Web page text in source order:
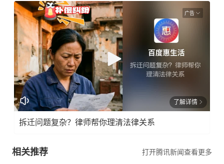
广告
了解详情
拆迁问题复杂？律师帮你理清法律关系
相关推荐 打开腾讯新闻查看更多